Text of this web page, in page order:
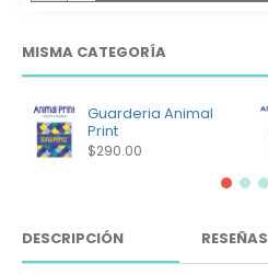
MISMA CATEGORÍA
Guarderia Animal
Print
$290.00
DESCRIPCIÓN RESEÑAS